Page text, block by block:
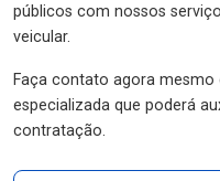
públicos com nossos
veicular.
Faça contato agora
especializada que poderá
contratação.